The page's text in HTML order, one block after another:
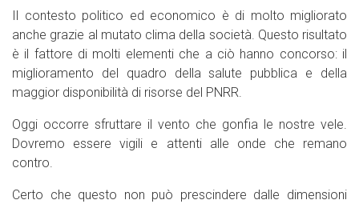
Il contesto politico ed economico è di molto migliorato
anche grazie al mutato clima della società. Questo risultato
è il fattore di molti elementi che a ciò hanno concorso: il
miglioramento del quadro della salute pubblica e della
maggior disponibilità di risorse del PNRR.
Oggi occorre sfruttare il vento che gonfia le nostre vele.
Dovremo essere vigili e attenti alle onde che remano
contro.
Certo che questo non può prescindere dalle dimensioni